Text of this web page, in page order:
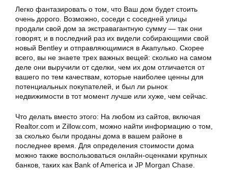
Легко фантазировать о том, что Ваш дом будет стоить
очень дорого. Возможно, соседи с соседней улицы
продали свой дом за экстравагантную сумму — так они
говорят, и в последний раз их видели собирающими свой
новый Bentley и отправляющимися в Акапулько. Скорее
всего, вы не знаете трех важных вещей: сколько на самом
деле они выручили от сделки, чем их дом отличается от
вашего по тем качествам, которые наиболее ценны для
потенциальных покупателей, и был ли рынок
недвижимости в тот момент лучше или хуже, чем сейчас.
Что делать вместо этого: На любом из сайтов, включая
Realtor.com и Zillow.com, можно найти информацию о том,
за сколько были проданы дома в вашем районе в
последнее время. Для определения стоимости дома
можно также воспользоваться онлайн-оценками крупных
банков, таких как Bank of America и JP Morgan Chase.